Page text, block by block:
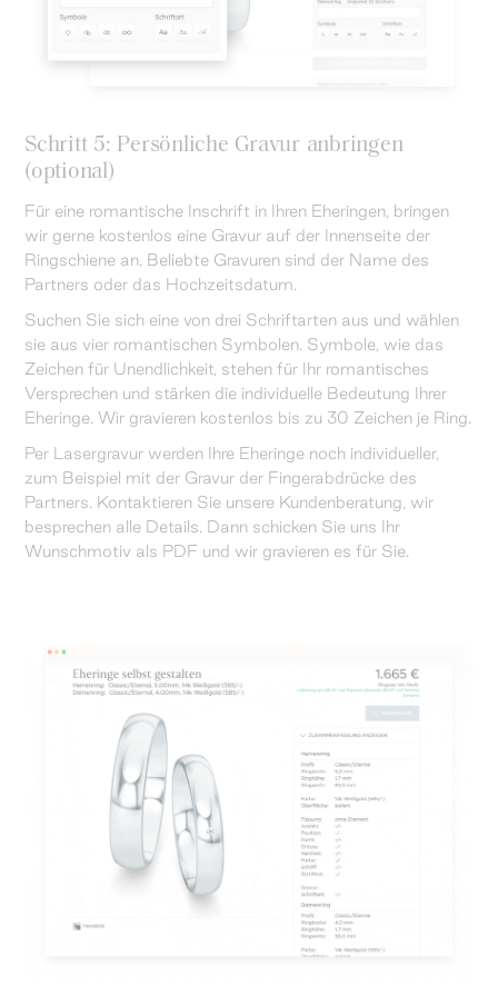
Schritt 5: Persönliche Gravur anbringen
(optional)
Für eine romantische Inschrift in Ihren Eheringen, bringen
wir gerne kostenlos eine Gravur auf der Innenseite der
Ringschiene an. Beliebte Gravuren sind der Name des
Partners oder das Hochzeitsdatum.
Suchen Sie sich eine von drei Schriftarten aus und wählen
sie aus vier romantischen Symbolen. Symbole, wie das
Zeichen für Unendlichkeit, stehen für Ihr romantisches
Versprechen und stärken die individuelle Bedeutung Ihrer
Eheringe. Wir gravieren kostenlos bis zu 30 Zeichen je Ring.
Per Lasergravur werden Ihre Eheringe noch individueller,
zum Beispiel mit der Gravur der Fingerabdrücke des
Partners. Kontaktieren Sie unsere Kundenberatung, wir
besprechen alle Details. Dann schicken Sie uns Ihr
Wunschmotiv als PDF und wir gravieren es für Sie.